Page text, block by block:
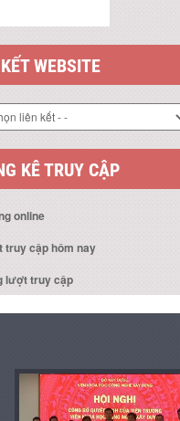
WEBSITE
KÊ TRUY CẬP
online
truy cập hôm nay
lượt truy cập